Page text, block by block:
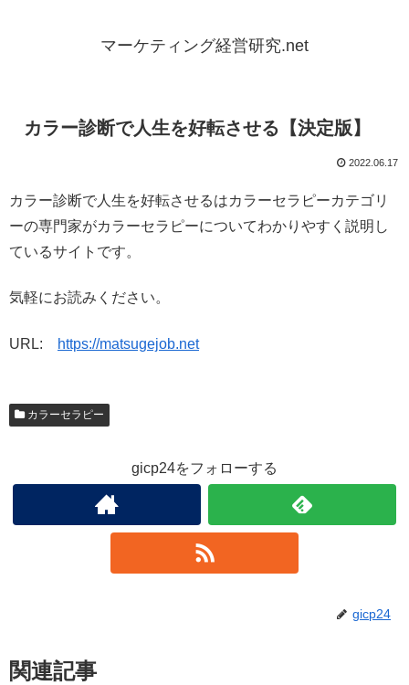
マーケティング経営研究.net
カラー診断で人生を好転させる【決定版】
2022.06.17
カラー診断で人生を好転させるはカラーセラピーカテゴリ
ーの専門家がカラーセラピーについてわかりやすく説明し
ているサイトです。
気軽にお読みください。
URL: https://matsugejob.net
カラーセラピー
gicp24をフォローする
gicp24
関連記事